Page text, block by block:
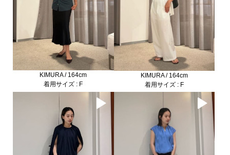
KIMURA / 164cm
着用サイズ : F
KIMURA / 164cm
着用サイズ : F